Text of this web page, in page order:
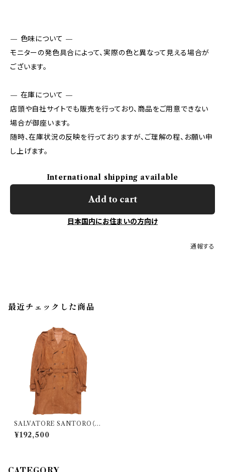
— 色味について —
モニターの発色具合によって、実際の色と異なって見える場合が
ございます。
— 在庫について —
店頭や自社サイトでも販売を行っており、商品をご用意できない
場合が御座います。
随時、在庫状況の反映を行っておりますが、ご理解の程、お願い申
し上げます。
International shipping available
Add to cart
日本国内にお住まいの方向け
通報する
最近チェックした商品
SALVATORE SANTORO（）
トレンチコート 42545DNO 29
335
¥192,500